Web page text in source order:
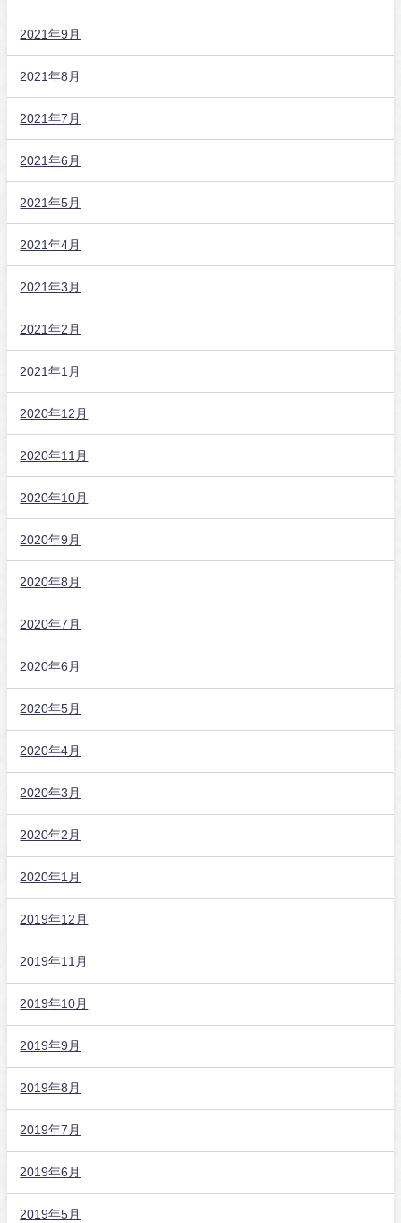
2021年9月
2021年8月
2021年7月
2021年6月
2021年5月
2021年4月
2021年3月
2021年2月
2021年1月
2020年12月
2020年11月
2020年10月
2020年9月
2020年8月
2020年7月
2020年6月
2020年5月
2020年4月
2020年3月
2020年2月
2020年1月
2019年12月
2019年11月
2019年10月
2019年9月
2019年8月
2019年7月
2019年6月
2019年5月